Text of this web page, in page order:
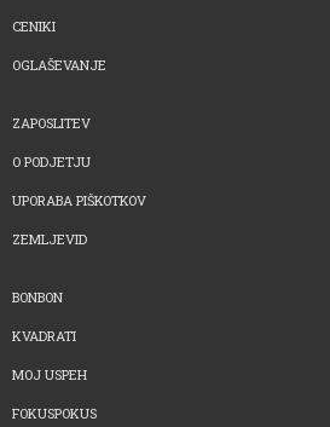
CENIKI
OGLAŠEVANJE
ZAPOSLITEV
O PODJETJU
UPORABA PIŠKOTKOV
ZEMLJEVID
BONBON
KVADRATI
MOJ USPEH
FOKUSPOKUS